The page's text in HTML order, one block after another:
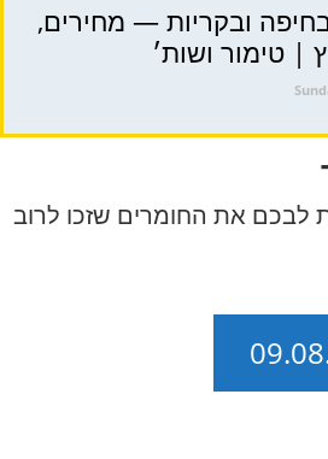
ובקריות — מחירים,
| טימור ושות׳
לבכם את החומרים שזכו לרוב